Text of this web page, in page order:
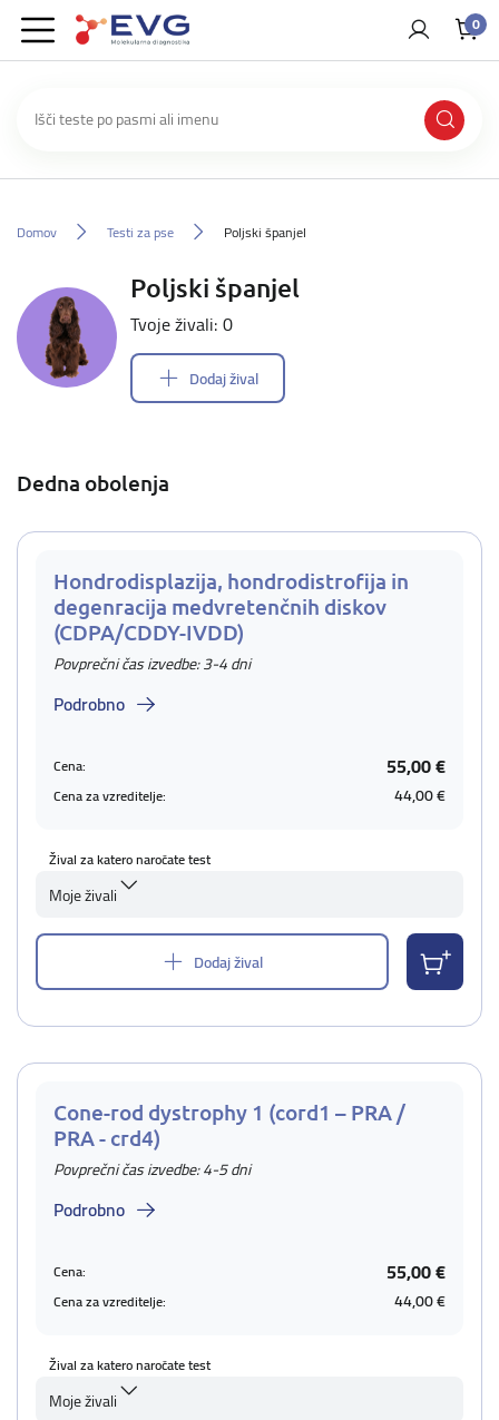
0
Domov Testi za pse Poljski španjel
Poljski španjel
Tvoje živali: 0
Dodaj žival
Dedna obolenja
Hondrodisplazija, hondrodistrofija in
degenracija medvretenčnih diskov
(CDPA/CDDY-IVDD)
Povprečni čas izvedbe: 3-4 dni
Podrobno
Cena: 55,00 €
Cena za vzreditelje: 44,00 €
Žival za katero naročate test
Moje živali
Dodaj žival
Cone-rod dystrophy 1 (cord1 – PRA /
PRA - crd4)
Povprečni čas izvedbe: 4-5 dni
Podrobno
Cena: 55,00 €
Cena za vzreditelje: 44,00 €
Žival za katero naročate test
Moje živali